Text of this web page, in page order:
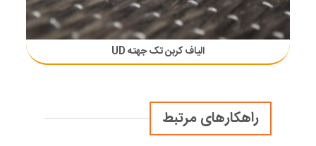
الیاف کربن تک جهته UD
راهکارهای مرتبط